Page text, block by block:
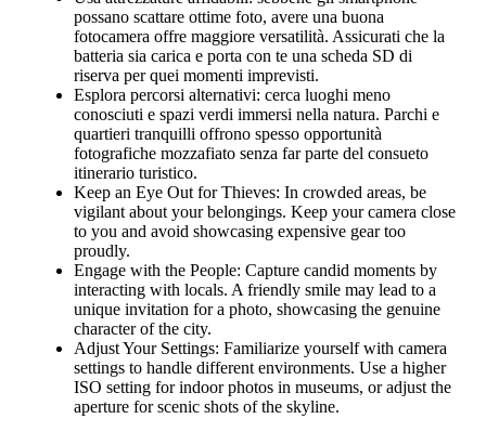
possano scattare ottime foto, avere una buona
fotocamera offre maggiore versatilità. Assicurati che la
batteria sia carica e porta con te una scheda SD di
riserva per quei momenti imprevisti.
Esplora percorsi alternativi: cerca luoghi meno
conosciuti e spazi verdi immersi nella natura. Parchi e
quartieri tranquilli offrono spesso opportunità
fotografiche mozzafiato senza far parte del consueto
itinerario turistico.
Keep an Eye Out for Thieves: In crowded areas, be
vigilant about your belongings. Keep your camera close
to you and avoid showcasing expensive gear too
proudly.
Engage with the People: Capture candid moments by
interacting with locals. A friendly smile may lead to a
unique invitation for a photo, showcasing the genuine
character of the city.
Adjust Your Settings: Familiarize yourself with camera
settings to handle different environments. Use a higher
ISO setting for indoor photos in museums, or adjust the
aperture for scenic shots of the skyline.